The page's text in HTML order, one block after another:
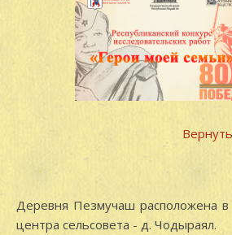
Деревня Пезмучаш расположена
центра сельсовета - д. Чодыраял.